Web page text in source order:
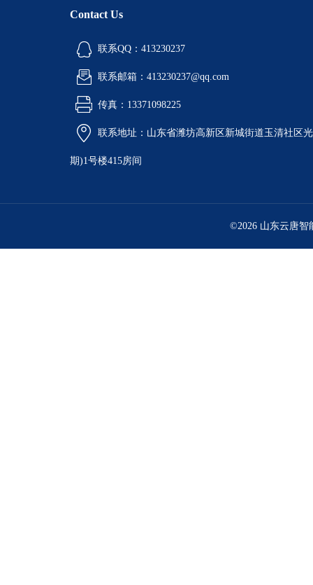
Contact Us
联系QQ：413230237
联系邮箱：413230237@qq.com
传真：13371098225
联系地址：山东省潍坊高新区新城街道玉清社区
期)1号楼415房间
©2026 山东云唐